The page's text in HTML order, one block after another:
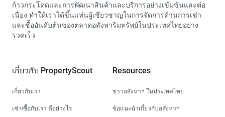
ก้าวกระโดดและการพัฒนาสินค้าและบริการอย่างเข้มข้นและต่อ
เนื่อง ทำให้เราได้ขึ้นแท่นผู้เชี่ยวชาญในการจัดการด้านการเช่า
และซื้ออันดับต้นของตลาดอสังหาริมทรัพย์ในประเทศไทยอย่าง
รวดเร็ว
เกี่ยวกับ PropertyScout
เกี่ยวกับเรา
เช่า/ซื้อกับเรา ดีอย่างไร
Resources
ข่าวอสังหาฯ ในประเทศไทย
ข้อแนะนำเกี่ยวกับอสังหาฯ